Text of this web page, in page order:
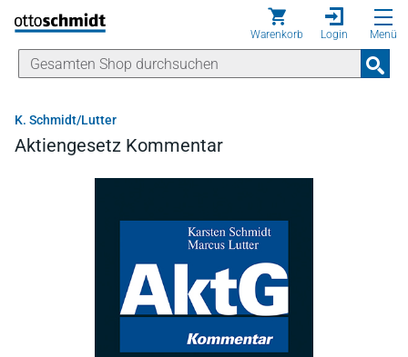
Direkt zum Inhalt
Warenkorb Login Menü
K. Schmidt/Lutter
Aktiengesetz Kommentar